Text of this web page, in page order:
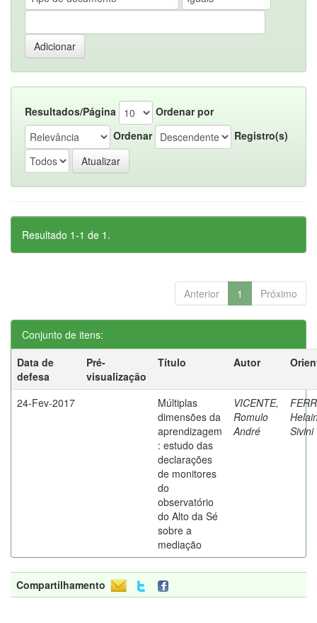
Resultados/Página
Ordenar por
Ordenar
Registro(s)
Resultado 1-1 de 1.
Anterior 1 Próximo
Conjunto de itens:
Data de
defesa
Pré-
visualização
Título Autor
24-Fev-2017
Múltiplas
dimensões da
aprendizagem
: estudo das
declarações
de monitores
do
observatório
do Alto da Sé
sobre a
mediação
VICENTE,
Romulo
André
Sivini
Compartilhamento